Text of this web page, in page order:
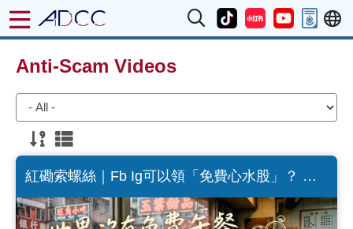
Anti-Scam Videos
紅磡索螺絲｜Fb Ig可以領「免費心水股」？ 拆
解AI量子投資計劃大騙局｜附完整內容連結
(Chinese version only)